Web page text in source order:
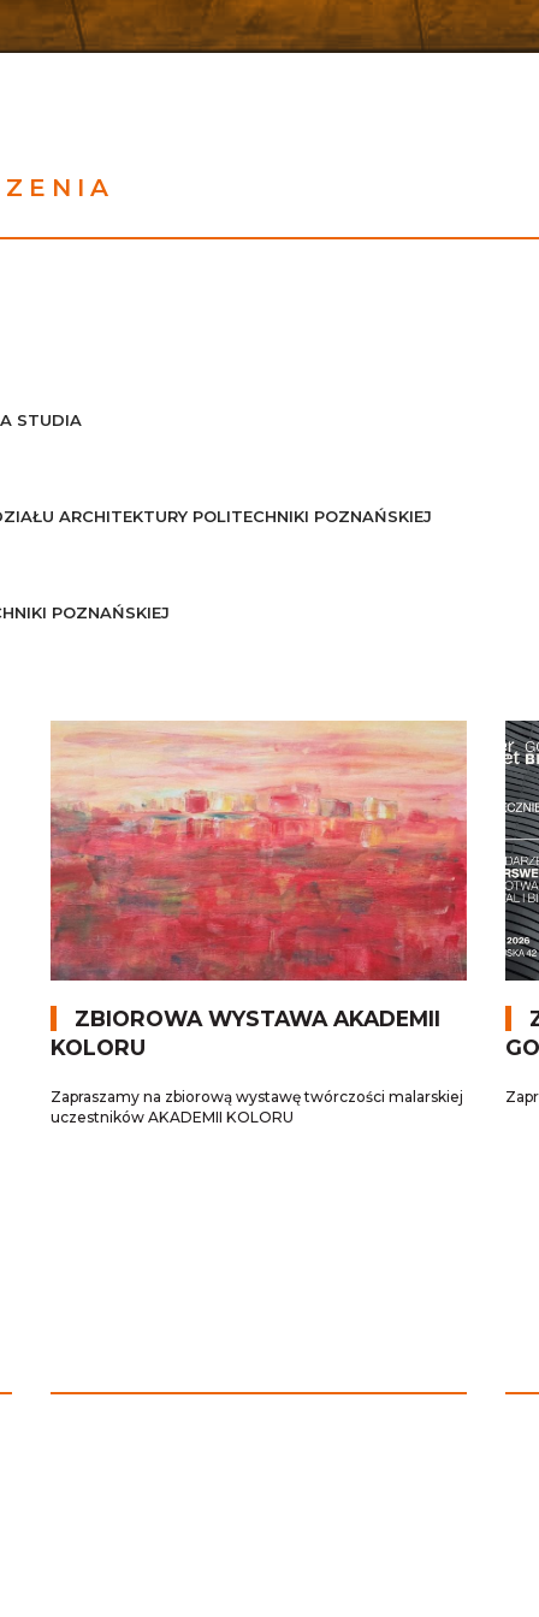
STUDIA
ARCHITEKTURY POLITECHNIKI POZNAŃSKIEJ
POZNAŃSKIEJ
ZBIOROWA WYSTAWA AKADEMII
KOLORU
Zapraszamy na zbiorową wystawę twórczości malarskiej
uczestników AKADEMII KOLORU